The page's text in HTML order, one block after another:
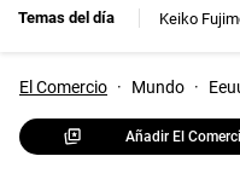
Temas del día Keiko
El Comercio · Mundo ·
Añadir El